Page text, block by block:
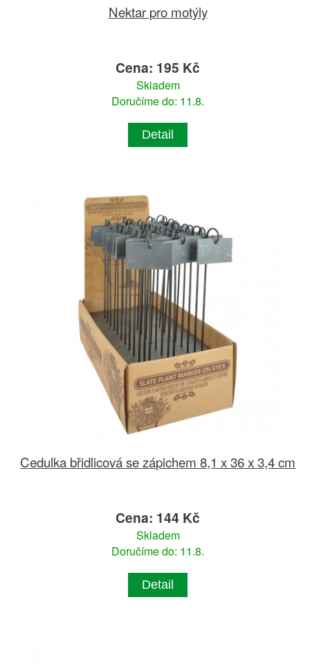
Nektar pro motýly
Cena: 195 Kč
Skladem
Doručíme do: 11.8.
Detail
Cedulka břidlicová se zápichem 8,1 x 36 x 3,4 cm
Cena: 144 Kč
Skladem
Doručíme do: 11.8.
Detail